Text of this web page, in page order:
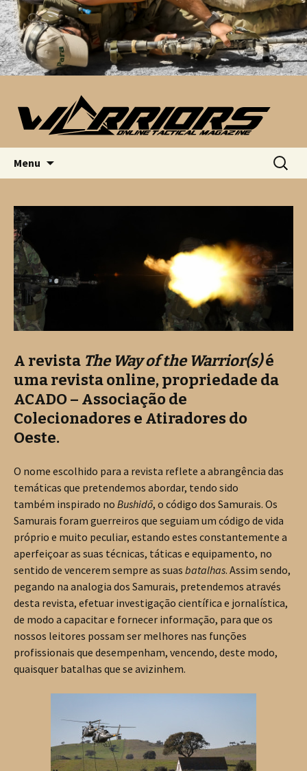
Menu
por:
A revista The Way of the Warrior(s)é
uma revista online, propriedade da
ACADO – Associação de
Colecionadores e Atiradores do
Oeste.
O nome escolhido para a revista reflete a abrangência das
temáticas que pretendemos abordar, tendo sido
também inspirado no Bushidō, o código dos Samurais. Os
Samurais foram guerreiros que seguiam um código de vida
próprio e muito peculiar, estando estes constantemente a
aperfeiçoar as suas técnicas, táticas e equipamento, no
sentido de vencerem sempre as suas batalhas. Assim sendo,
pegando na analogia dos Samurais, pretendemos através
desta revista, efetuar investigação científica e jornalística,
de modo a capacitar e fornecer informação, para que os
nossos leitores possam ser melhores nas funções
profissionais que desempenham, vencendo, deste modo,
quaisquer batalhas que se avizinhem.